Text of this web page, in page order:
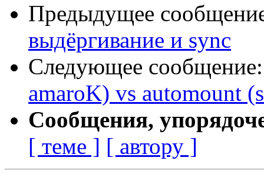
Предыдущее
выдёргивание и sync
Следующее
amaroK) vs automount
Сообщения,
[ теме ] [ автору ]